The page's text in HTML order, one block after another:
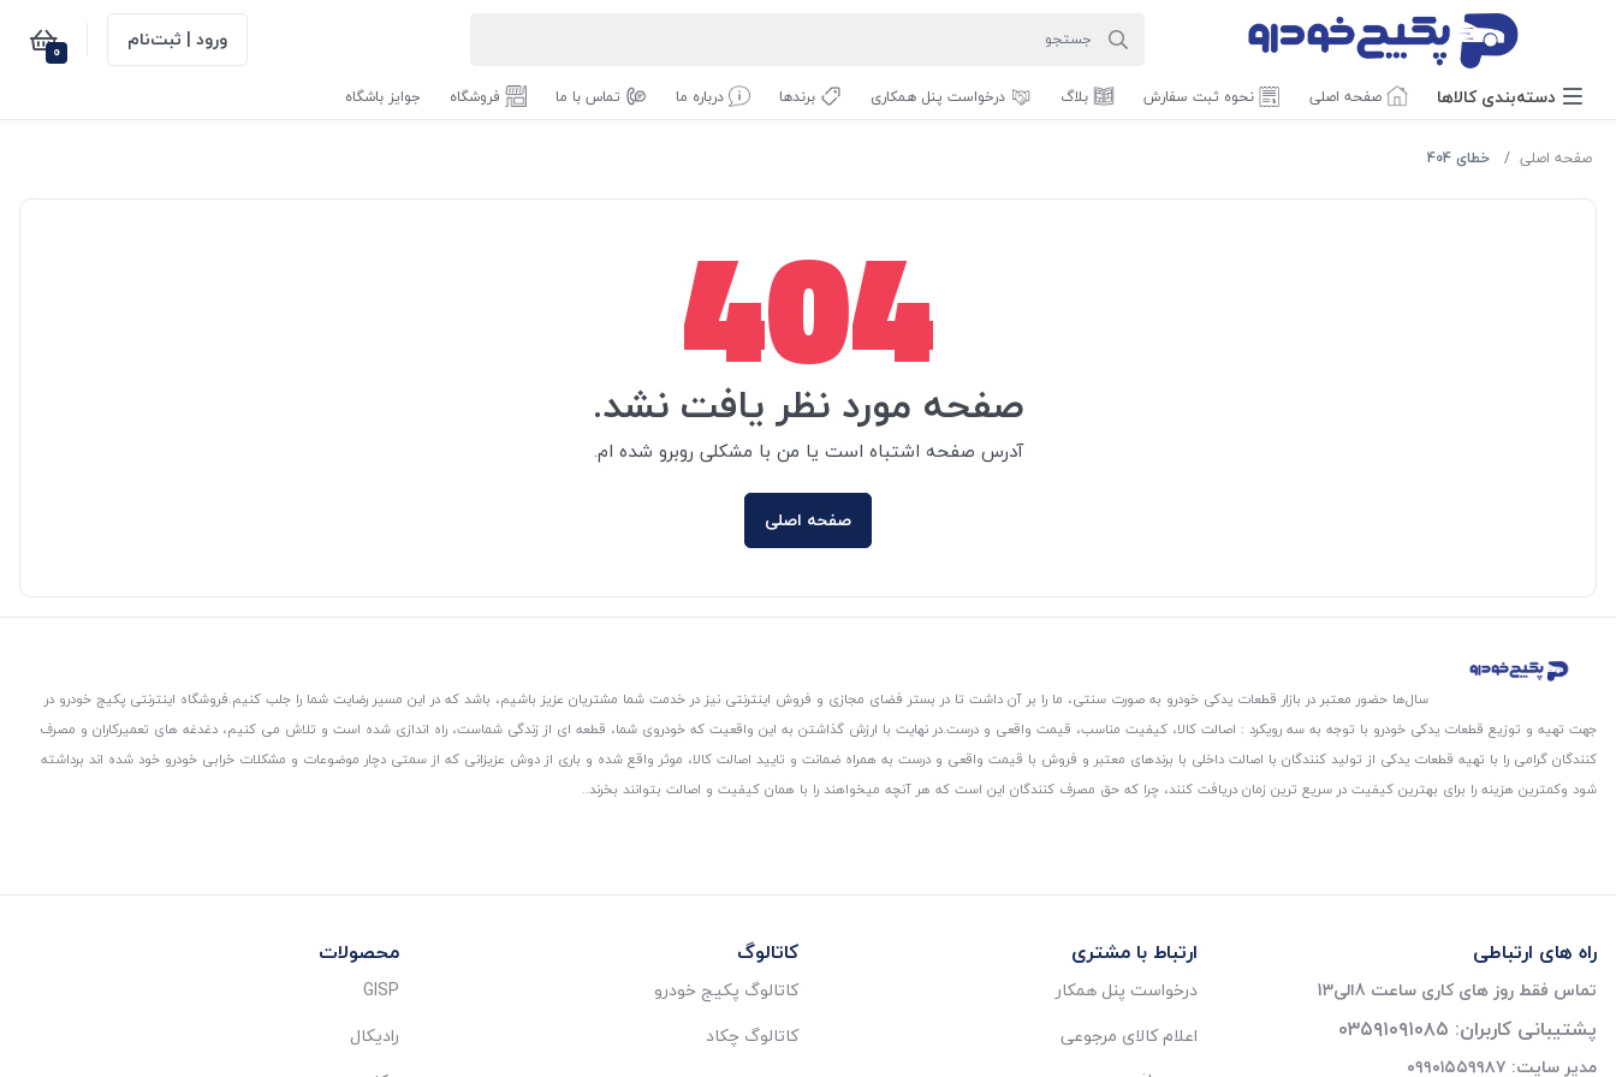
ورود | ثبت‌نام 0
دسته‌بندی‌ کالاها صفحه اصلی نحوه ثبت سفارش بلاگ درخواست پنل همکاری برندها درباره ما تماس با ما فروشگاه جوایز باشگاه
صفحه اصلی خطای 404
404
صفحه مورد نظر یافت نشد.
آدرس صفحه اشتباه است یا من با مشکلی روبرو شده ام.
صفحه اصلی
سال‌ها حضور معتبر در بازار قطعات یدکی خودرو به صورت سنتی، ما را بر آن داشت تا در بستر فضای مجازی و فروش اینترنتی نیز در خدمت شما مشتریان عزیز باشیم، باشد که در این مسیر رضایت شما را جلب کنیم.فروشگاه اینترنتی پکیج خودرو در
جهت تهیه و توزیع قطعات یدکی خودرو با توجه به سه رویکرد : اصالت کالا، کیفیت مناسب، قیمت واقعی و درست.در نهایت با ارزش گذاشتن به این واقعیت که خودروی شما، قطعه ای از زندگی شماست، راه اندازی شده است و تلاش می کنیم، دغدغه های تعمیرکاران و مصرف
کنندگان گرامی را با تهیه قطعات یدکی از تولید کنندگان با اصالت داخلی با برندهای معتبر و فروش با قیمت واقعی و درست به همراه ضمانت و تایید اصالت کالا، موثر واقع شده و باری از دوش عزیزانی که از سمتی دچار موضوعات و مشکلات خرابی خودرو خود شده اند برداشته
شود و‌کمترین هزینه را برای بهترین کیفیت در سریع ترین زمان دریافت کنند، چرا که حق مصرف کنندگان این است که هر آنچه میخواهند را با همان کیفیت و اصالت بتوانند بخرند..
راه های ارتباطی
تماس فقط روز های کاری ساعت 8الی13
پشتیبانی کاربران: ۰۳۵۹۱۰۹۱۰۸۵
مدیر سایت: ۰۹۹۰۱۵۵۹۹۸۷
ارتباط با مشتری
درخواست پنل همکار
اعلام کالای مرجوعی
کاتالوگ
کاتالوگ پکیج خودرو
کاتالوگ چکاد
محصولات
GISP
رادیکال